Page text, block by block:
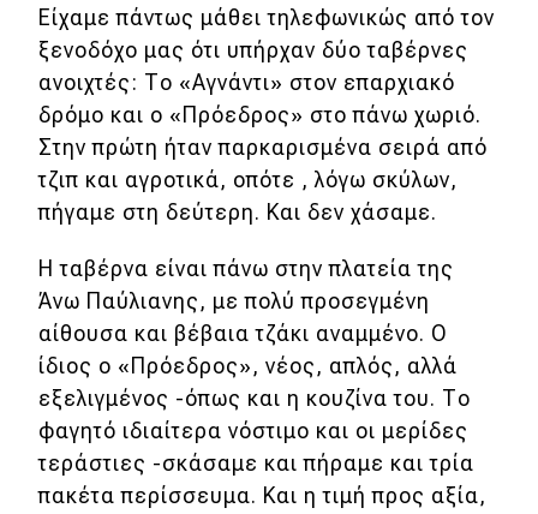
Είχαμε πάντως μάθει τηλεφωνικώς από τον
ξενοδόχο μας ότι υπήρχαν δύο ταβέρνες
ανοιχτές: Το «Αγνάντι» στον επαρχιακό
δρόμο και ο «Πρόεδρος» στο πάνω χωριό.
Στην πρώτη ήταν παρκαρισμένα σειρά από
τζιπ και αγροτικά, οπότε , λόγω σκύλων,
πήγαμε στη δεύτερη. Και δεν χάσαμε.
Η ταβέρνα είναι πάνω στην πλατεία της
Άνω Παύλιανης, με πολύ προσεγμένη
αίθουσα και βέβαια τζάκι αναμμένο. Ο
ίδιος ο «Πρόεδρος», νέος, απλός, αλλά
εξελιγμένος -όπως και η κουζίνα του. Το
φαγητό ιδιαίτερα νόστιμο και οι μερίδες
τεράστιες -σκάσαμε και πήραμε και τρία
πακέτα περίσσευμα. Και η τιμή προς αξία,